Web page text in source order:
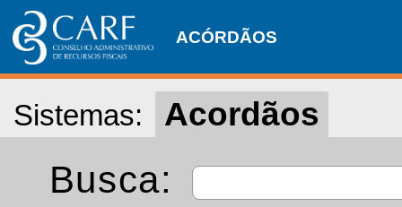
ACÓRDÃOS
Sistemas: Acordãos
Busca: